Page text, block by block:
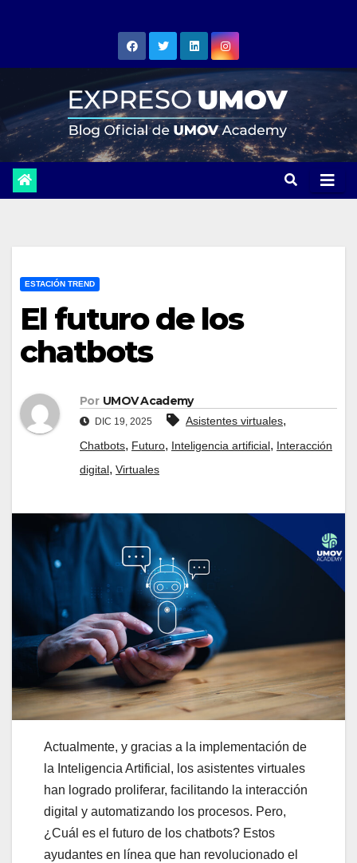
ESTACIÓN TREND
El futuro de los
chatbots
Por UMOV Academy
DIC 19, 2025 Asistentes virtuales,
Chatbots, Futuro, Inteligencia artificial, Interacción
digital, Virtuales
Actualmente, y gracias a la implementación de
la Inteligencia Artificial, los asistentes virtuales
han logrado proliferar, facilitando la interacción
digital y automatizando los procesos. Pero,
¿Cuál es el futuro de los chatbots? Estos
ayudantes en línea que han revolucionado el